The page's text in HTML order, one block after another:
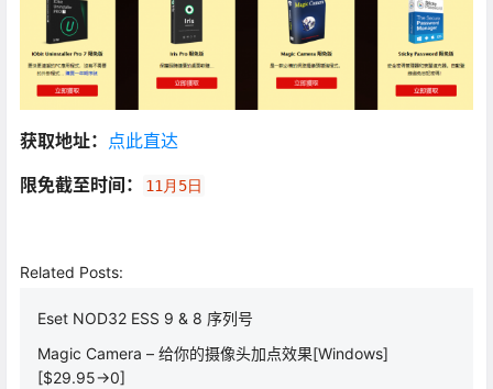
获取地址： 点此直达
限免截至时间：
11月5日
Related Posts:
Eset NOD32 ESS 9 & 8 序列号
Magic Camera – 给你的摄像头加点效果[Windows]
[$29.95→0]